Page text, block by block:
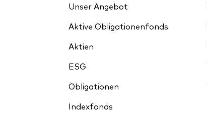
Unser Angebot
Aktive Obligationenfonds
Aktien
ESG
Obligationen
Indexfonds